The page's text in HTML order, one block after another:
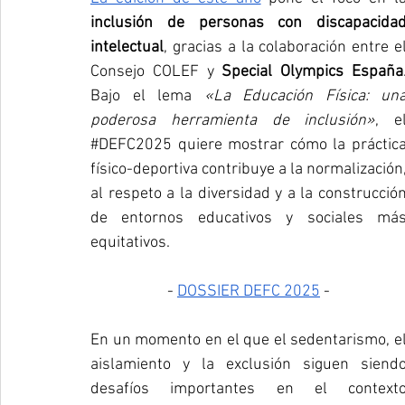
inclusión de personas con discapacidad
intelectual, gracias a la colaboración entre el
Consejo COLEF y Special Olympics España.
Bajo el lema
«La Educación Física:
poderosa herramienta de inclusión»
#DEFC2025 quiere mostrar cómo la práctica
físico-deportiva contribuye a la normalización,
al respeto a la diversidad y a la construcción
de entornos educativos y sociales más
equitativos.
- DOSSIER DEFC 2025 -
En un momento en el que el sedentarismo, el
aislamiento y la exclusión siguen siendo
desafíos importantes en el contexto